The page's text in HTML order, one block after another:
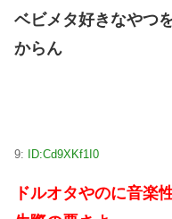
ベビメタ好きなやつ
からん
9: ID:Cd9XKf1I0
ドルオタやのに音楽